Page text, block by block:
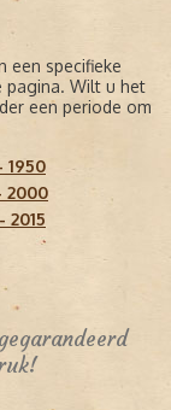
een specifieke
pagina. Wilt u het
een periode om
1950
2000
2015